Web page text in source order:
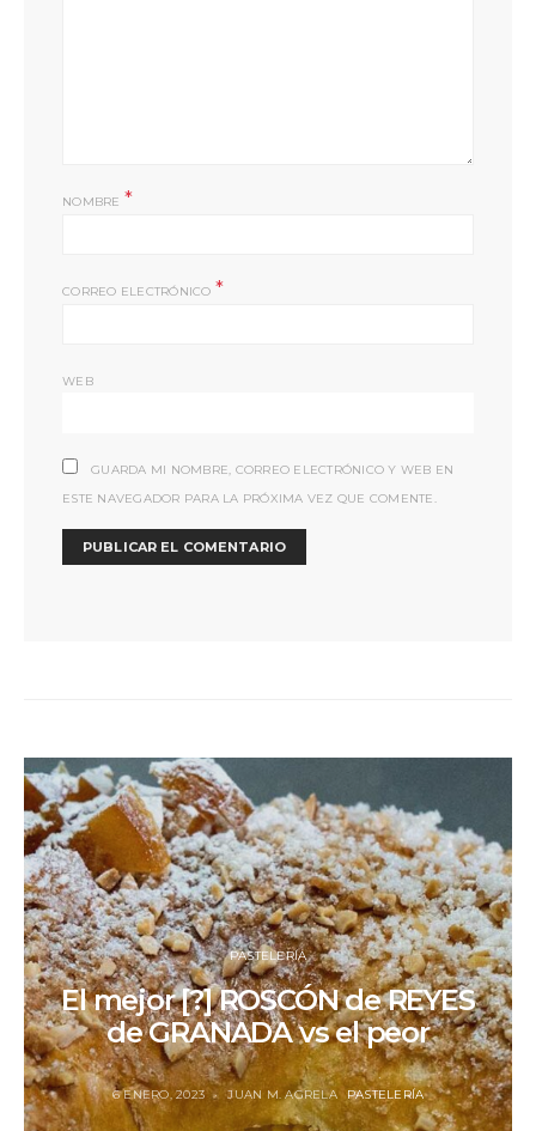
NOMBRE *
CORREO ELECTRÓNICO *
WEB
GUARDA MI NOMBRE, CORREO ELECTRÓNICO Y WEB EN
ESTE NAVEGADOR PARA LA PRÓXIMA VEZ QUE COMENTE.
PASTELERÍA
El mejor [?] ROSCÓN de REYES
de GRANADA vs el peor
6 ENERO, 2023 JUAN M. AGRELA PASTELERÍA